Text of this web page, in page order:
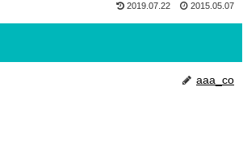
2019.07.22 2015.05.07
aaa_co